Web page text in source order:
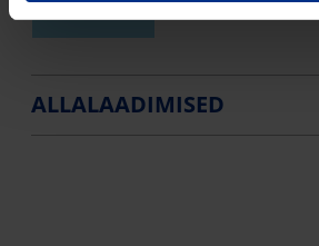
75 HALL
ALLALAADIMISED